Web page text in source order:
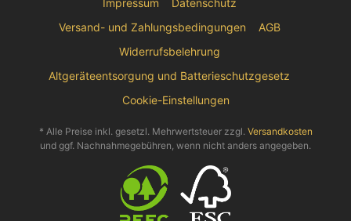
Versand- und Zahlungsbedingungen
AGB
Widerrufsbelehrung
Altgeräteentsorgung und Batterieschutzgesetz
Cookie-Einstellungen
* Alle Preise inkl. gesetzl. Mehrwertsteuer zzgl. Versandkosten
und ggf. Nachnahmegebühren, wenn nicht anders angegeben.